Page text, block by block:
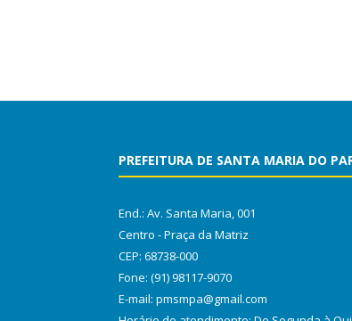
PREFEITURA DE SANTA MARIA DO
End.: Av. Santa Maria, 001
Centro - Praça da Matriz
CEP: 68738-000
Fone: (91) 98117-9070
E-mail: pmsmpa@gmail.com